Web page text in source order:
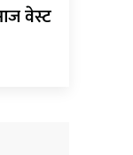
वेस्ट